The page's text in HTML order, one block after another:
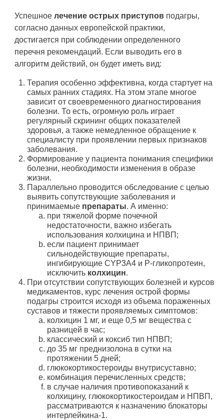
Успешное лечение острых приступов подагры,
согласно данных европейской практики,
достигается при соблюдении определенного
перечня рекомендаций. Если выводить его в
алгоритм действий, он будет иметь вид:
Терапия особенно эффективна, когда стартует на
самых ранних стадиях. На этом этапе многое
зависит от своевременного диагностирования
болезни. То есть, огромную роль играет
регулярный скрининг общих показателей
здоровья, а также немедленное обращение к
специалисту при проявлении первых признаков
заболевания.
Формирование у пациента понимания специфики
болезни, необходимости изменения в образе
жизни.
Параллельно проводится обследование с целью
выявить сопутствующие заболевания и
принимаемые препараты. А именно:
при тяжелой форме почечной
недостаточности, важно избегать
использования колхицина и НПВП;
если пациент принимает
сильнодействующие препараты,
ингибирующие CYP3A4 и Р-гликопротеин,
исключить колхицин.
При отсутствии сопутствующих болезней и курсов
медикаментов, курс лечения острой формы
подагры строится исходя из объема пораженных
суставов и тяжести проявляемых симптомов:
колхицин 1 мг, и еще 0,5 мг вещества с
разницей в час;
классический и коксиб тип НПВП;
до 35 мг преднизолона в сутки на
протяжении 5 дней;
глюкокортикостероиды внутрисуставно;
комбинация перечисленных средств;
в случае наличия противопоказаний к
колхицину, глюкокортикостероидам и НПВП,
рассматриваются к назначению блокаторы
интерлейкина-1.